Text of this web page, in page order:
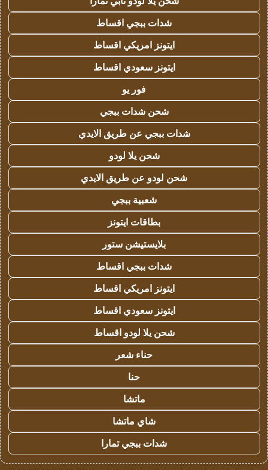
شدات ببجي اقساط
ايتونز امريكي اقساط
ايتونز سعودي اقساط
فور يو
شحن شدات ببجي
شدات ببجي عن طريق الايدي
شحن يلا لودو
شحن لودو عن طريق الايدي
شعبية ببجي
بطاقات ايتونز
بلايستيشن ستور
شدات ببجي اقساط
ايتونز امريكي اقساط
ايتونز سعودي اقساط
شحن يلا لودو اقساط
حناء شعر
حنا
ماتشا
شاي ماتشا
شدات ببجي تمارا